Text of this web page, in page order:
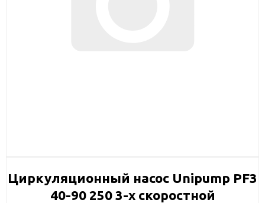
Циркуляционный насос Unipump PF3
40-90 250 3-х скоростной